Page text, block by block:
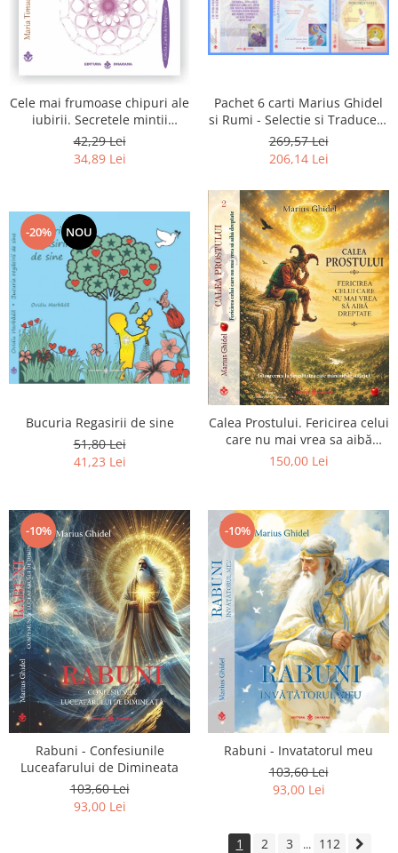
Cele mai frumoase chipuri ale
iubirii. Secretele mintii
omenesti in opera marelui
initiat, Rumi
42,29 Lei
34,89 Lei
Pachet 6 carti Marius Ghidel
si Rumi - Selectie si Traducere
de Marius Ghidel
269,57 Lei
206,14 Lei
-20% NOU
Bucuria Regasirii de sine
51,80 Lei
41,23 Lei
Calea Prostului. Fericirea celui
care nu mai vrea sa aibă
dreptate - Intoarcerea la
150,00 Lei
-10%
Rabuni - Confesiunile
Luceafarului de Dimineata
103,60 Lei
93,00 Lei
-10%
Rabuni - Invatatorul meu
103,60 Lei
93,00 Lei
1 2 3 ... 112